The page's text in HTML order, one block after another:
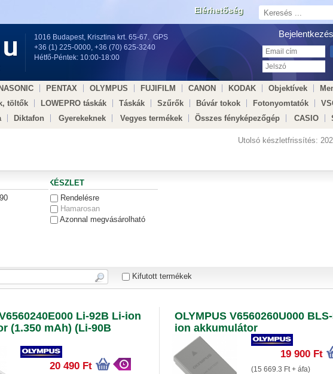
Elérhetőség
1016 Budapest, Krisztina krt. 65-67. GPS
+36 (1) 225-0000, +36 (70) 625-3240
Hétfő-Péntek: 10:00-18:00
PENTAX OLYMPUS FUJIFILM CANON KODAK Objektívek
töltők LOWEPRO táskák Táskák Szűrők Búvár tokok Fotonyomtatók
Diktafon Gyerekeknek Vegyes termékek Összes fényképezőgép CASIO
Utolsó készletfrissítés:
KÉSZLET
Rendelésre
Hamarosan
Azonnal megvásárolható
Kifutott termékek
Li-92B Li-ion
(1.350 mAh) (Li-90B
20 490 Ft
OLYMPUS V6560260U000
ion akkumulátor
19 900 Ft
(15 669.3 Ft + áfa)